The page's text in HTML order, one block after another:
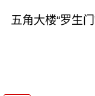
五角大楼“罗生